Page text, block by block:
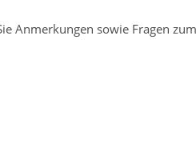
Anmerkungen sowie Fragen